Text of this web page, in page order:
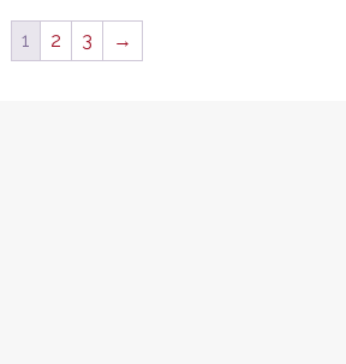
1 2 3 →